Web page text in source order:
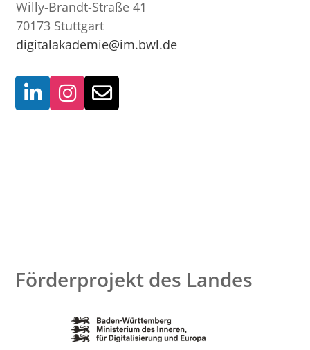
Willy-Brandt-Straße 41
70173 Stuttgart
digitalakademie@im.bwl.de
Förderprojekt des Landes